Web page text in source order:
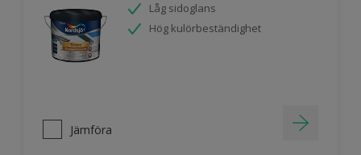
Låg sidoglans
Hög kulörbeständighet
Jämföra